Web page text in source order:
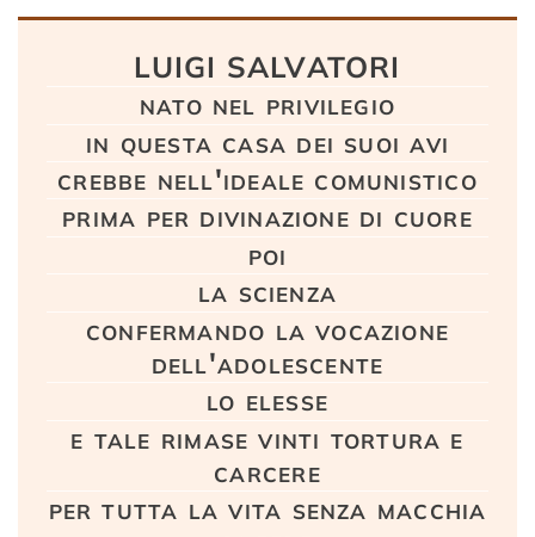
LUIGI SALVATORI
nato nel privilegio
in questa casa dei suoi avi
crebbe nell'ideale comunistico
prima per divinazione di cuore
poi
la scienza
confermando la vocazione
dell'adolescente
lo elesse
e tale rimase vinti tortura e
carcere
per tutta la vita senza macchia